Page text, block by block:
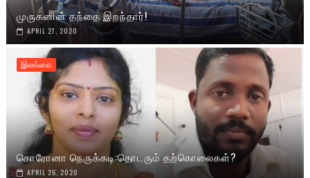
முருகனின் தந்தை இறந்தார்!
APRIL 27, 2020
இலங்கை
கொரோனா நெருக்கடி:தொடரும் தற்கொலைகள்?
APRIL 26, 2020